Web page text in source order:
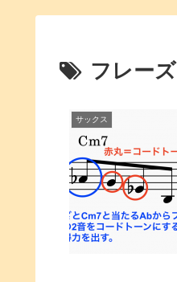
フレーズ
サックス